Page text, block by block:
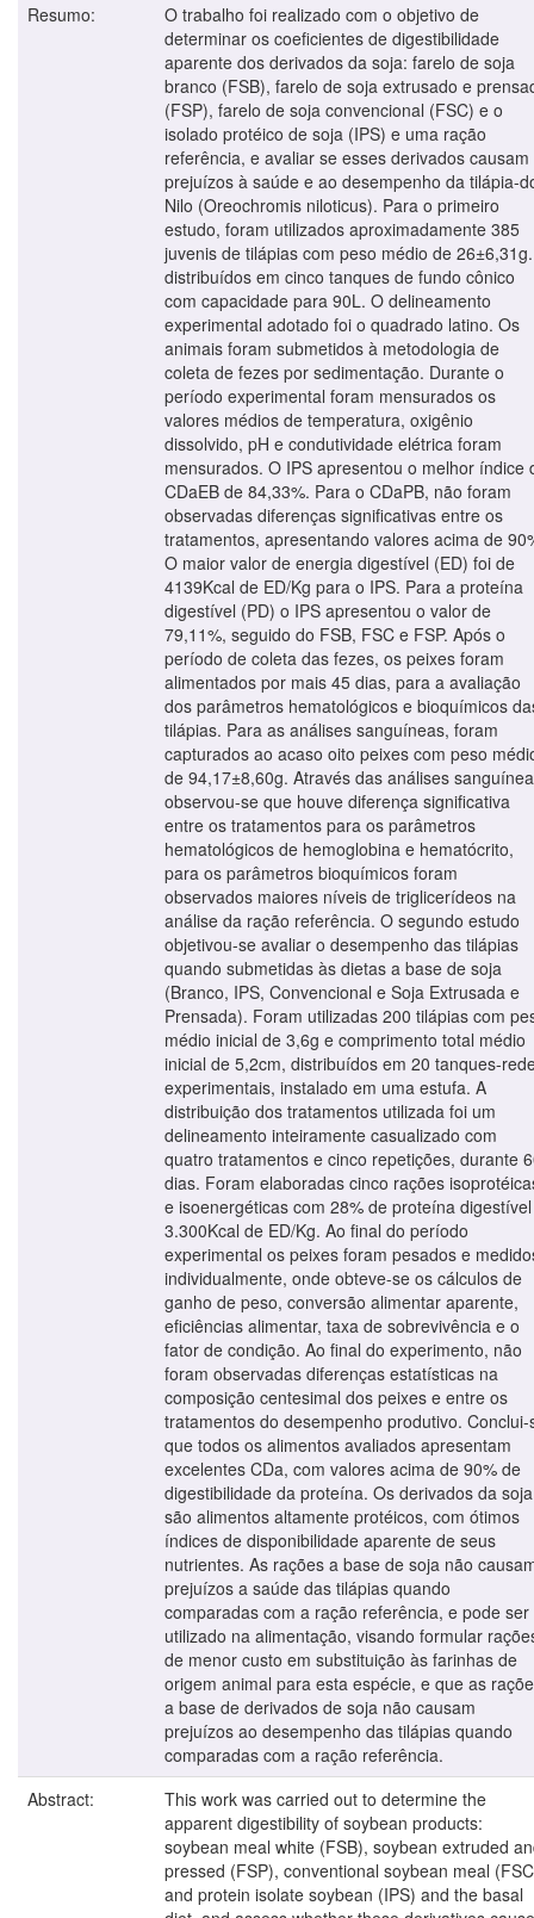
Resumo:
O trabalho foi realizado com o objetivo de
determinar os coeficientes de digestibilidade
aparente dos derivados da soja: farelo de soja
branco (FSB), farelo de soja extrusado e
(FSP), farelo de soja convencional (FSC) e o
isolado protéico de soja (IPS) e uma ração
referência, e avaliar se esses derivados causam
prejuízos à saúde e ao desempenho da tilápia-
Nilo (Oreochromis niloticus). Para o primeiro
estudo, foram utilizados aproximadamente 385
juvenis de tilápias com peso médio de
distribuídos em cinco tanques de fundo cônico
com capacidade para 90L. O delineamento
experimental adotado foi o quadrado latino. Os
animais foram submetidos à metodologia de
coleta de fezes por sedimentação. Durante o
período experimental foram mensurados os
valores médios de temperatura, oxigênio
dissolvido, pH e condutividade elétrica foram
mensurados. O IPS apresentou o melhor índice
CDaEB de 84,33%. Para o CDaPB, não foram
observadas diferenças significativas entre os
tratamentos, apresentando valores acima de
O maior valor de energia digestível (ED) foi de
4139Kcal de ED/Kg para o IPS. Para a proteína
digestível (PD) o IPS apresentou o valor de
79,11%, seguido do FSB, FSC e FSP. Após o
período de coleta das fezes, os peixes foram
alimentados por mais 45 dias, para a avaliação
dos parâmetros hematológicos e bioquímicos
tilápias. Para as análises sanguíneas, foram
capturados ao acaso oito peixes com peso
de 94,17±8,60g. Através das análises
observou-se que houve diferença significativa
entre os tratamentos para os parâmetros
hematológicos de hemoglobina e hematócrito,
para os parâmetros bioquímicos foram
observados maiores níveis de triglicerídeos na
análise da ração referência. O segundo estudo
objetivou-se avaliar o desempenho das tilápias
quando submetidas às dietas a base de soja
(Branco, IPS, Convencional e Soja Extrusada e
Prensada). Foram utilizadas 200 tilápias com
médio inicial de 3,6g e comprimento total médio
inicial de 5,2cm, distribuídos em 20 tanques-
experimentais, instalado em uma estufa. A
distribuição dos tratamentos utilizada foi um
delineamento inteiramente casualizado com
quatro tratamentos e cinco repetições, durante
dias. Foram elaboradas cinco rações
e isoenergéticas com 28% de proteína
3.300Kcal de ED/Kg. Ao final do período
experimental os peixes foram pesados e
individualmente, onde obteve-se os cálculos de
ganho de peso, conversão alimentar aparente,
eficiências alimentar, taxa de sobrevivência e o
fator de condição. Ao final do experimento, não
foram observadas diferenças estatísticas na
composição centesimal dos peixes e entre os
tratamentos do desempenho produtivo. Conclui-
que todos os alimentos avaliados apresentam
excelentes CDa, com valores acima de 90% de
digestibilidade da proteína. Os derivados da soja
são alimentos altamente protéicos, com ótimos
índices de disponibilidade aparente de seus
nutrientes. As rações a base de soja não
prejuízos a saúde das tilápias quando
comparadas com a ração referência, e pode ser
utilizado na alimentação, visando formular
de menor custo em substituição às farinhas de
origem animal para esta espécie, e que as
a base de derivados de soja não causam
prejuízos ao desempenho das tilápias quando
comparadas com a ração referência.
Abstract:
This work was carried out to determine the
apparent digestibility of soybean products:
soybean meal white (FSB), soybean extruded
pressed (FSP), conventional soybean meal
and protein isolate soybean (IPS) and the basal